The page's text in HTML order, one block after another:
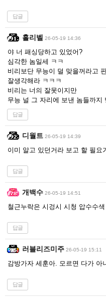
답글
홀리벨 26-05-19 14:36
야 너 패싱당하고 있었어?
심각한 놈일세 ㅋㅋ
비리보단 무능이 덜 맞을꺼라고
잘생각해라 ㅋㅋㅋ
비리는 너의 잘못이지만
무능 널 그 자리에 보낸 놈들까지
답글
디월트 26-05-19 14:39
이미 알고 있던거라 보고 할 필요
답글
개백수 26-05-19 14:51
철근누락은 시겅시 시청 압수수
답글
러블리즈미주 26-05-19 15:11
감방가자 세훈아. 모르면 다가 아
답글